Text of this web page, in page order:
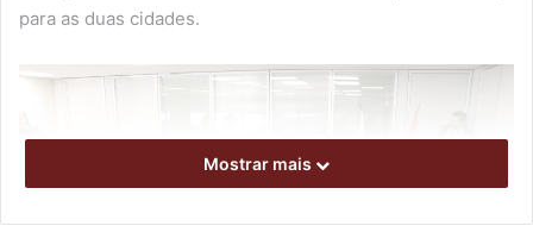
para as duas cidades.
Mostrar mais